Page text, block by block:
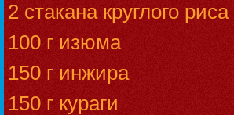
2 стакана круглого риса
100 г изюма
150 г инжира
150 г кураги